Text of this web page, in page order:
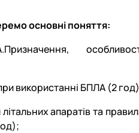
основні поняття:
використанні БПЛА (2
апаратів та